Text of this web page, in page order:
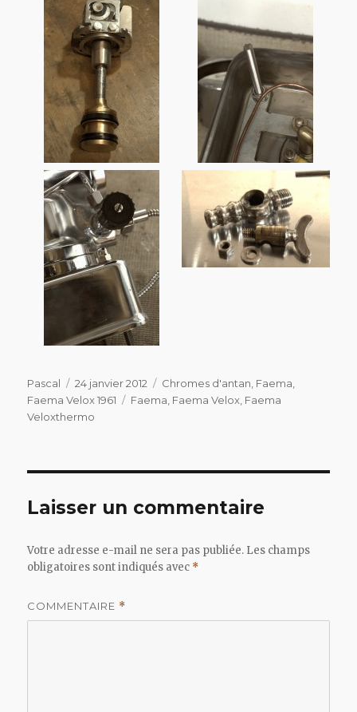
Auteur
Pascal
Publié
le
24 janvier 2012 Catégories
Chromes d'antan Faema
Faema Velox 1961
Étiquettes
Faema Faema Velox Faema
Veloxthermo
Laisser un commentaire
Votre adresse e-mail ne sera pas publiée. Les champs
obligatoires sont indiqués avec *
COMMENTAIRE *